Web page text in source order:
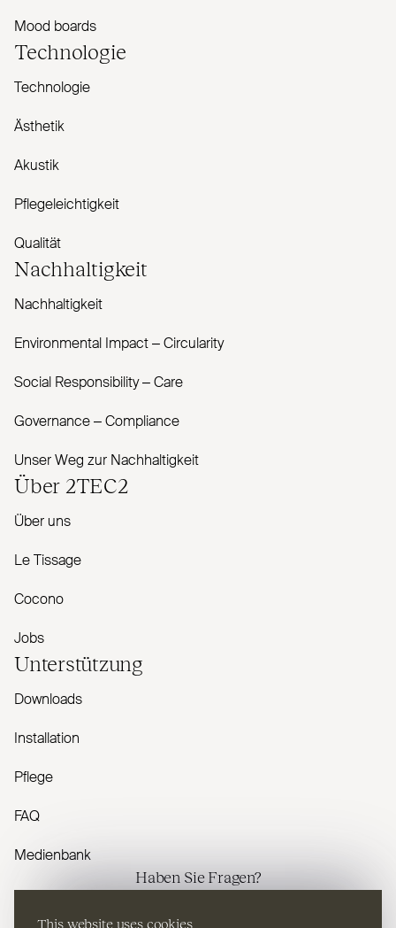
This website uses cookies
Mood boards
Technologie
Technologie
Ästhetik
Akustik
Pflegeleichtigkeit
Qualität
Nachhaltigkeit
Nachhaltigkeit
Envi­ronmental Impact – Cir­cularity
Social Responsibility – Care
Governance – Com­pliance
Unser Weg zur Nachhaltigkeit
Über 2TEC2
Über uns
Le Tissage
Cocono
Jobs
Unterstützung
Downloads
Installation
Pflege
FAQ
Medienbank
Haben Sie Fragen?
Kontaktieren Sie uns